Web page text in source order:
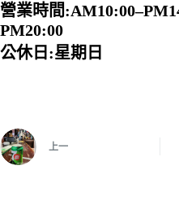
營業時間
PM20:00
公休日:星期日
上一